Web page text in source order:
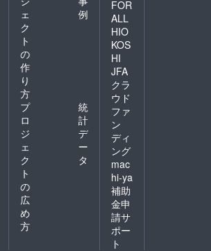
ェ
ク
ト
の
作
り
方
例
プ
ロ
ジ
ェ
ク
ト
の
広
め
方
統
計
デ
ー
タ
FOR
ALL
HIO
KOS
HI
JFA
クラ
ウド
ファ
ン
ディ
ング
mac
hi-ya
補助
金申
請サ
ポー
ト